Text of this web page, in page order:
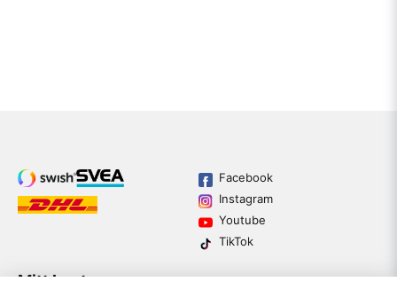
Facebook
Instagram
Youtube
TikTok
Mitt konto